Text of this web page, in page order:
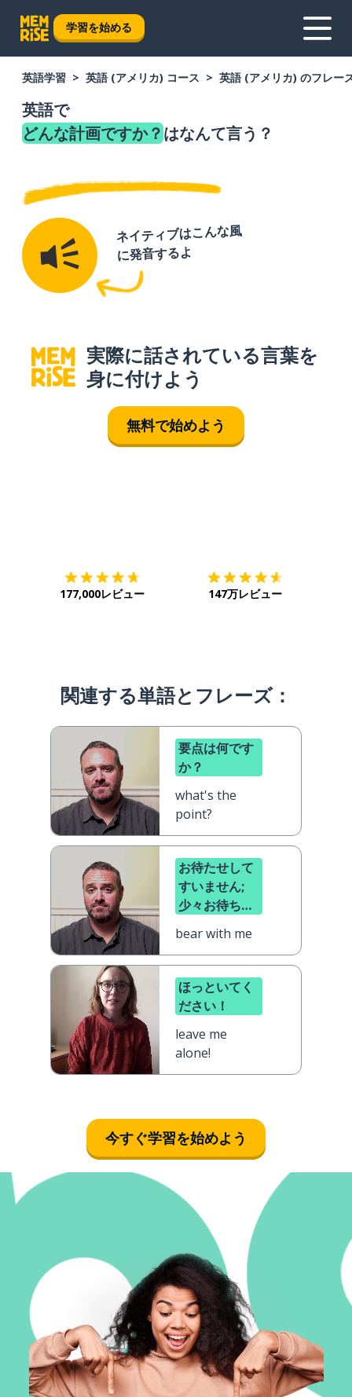
学習を始める
英語学習 英語 (アメリカ) コース 英語 (アメリカ) のフレー
英語で
どんな計画ですか？はなんて言う？
ネイティブはこんな風
に発音するよ
実際に話されている言葉を
身に付けよう
無料で始めよう
177,000レビュー 147万レビュー
関連する単語とフレーズ：
要点は何です
か？
what's the
point?
お待たせして
すいません;
少々お待ちく
bear with me
ほっといてく
ださい！
leave me
alone!
今すぐ学習を始めよう